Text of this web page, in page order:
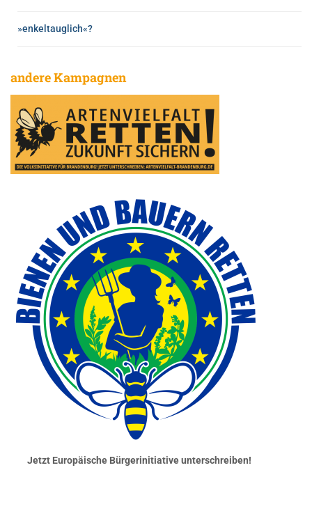
»enkeltauglich«?
andere Kampagnen
Jetzt Europäische Bürgerinitiative unterschreiben!